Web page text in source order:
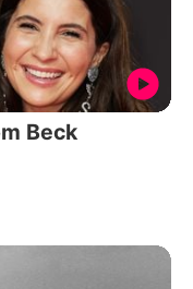
Beck